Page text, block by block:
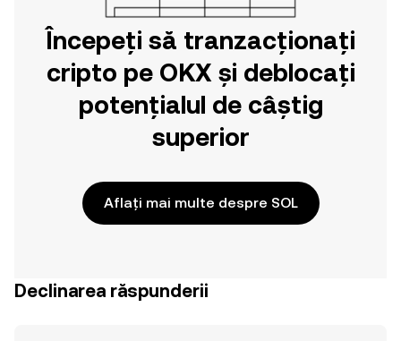
Începeți să tranzacționați
cripto pe OKX și deblocați
potențialul de câștig
superior
Aflați mai multe despre SOL
Declinarea răspunderii